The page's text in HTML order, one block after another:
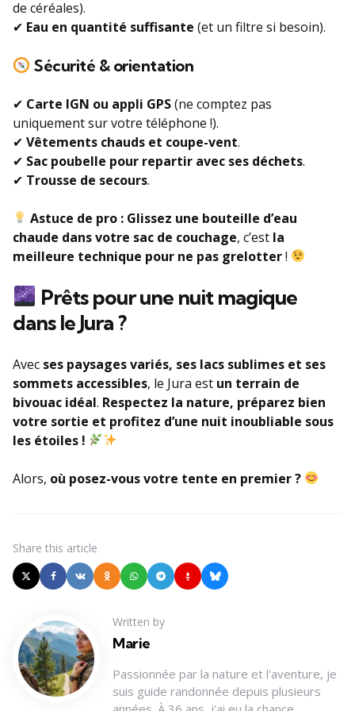
de céréales).
✔ Eau en quantité suffisante (et un filtre si besoin).
Sécurité & orientation
✔ Carte IGN ou appli GPS(ne comptez pas
uniquement sur votre téléphone !).
✔ Vêtements chauds et coupe-vent.
✔ Sac poubelle pour repartir avec ses déchets.
✔ Trousse de secours.
Astuce de pro : Glissez une bouteille d’eau
chaude dans votre sac de couchage, c’est la
meilleure technique pour ne pas grelotter!
Prêts pour une nuit magique
dans le Jura ?
Avec ses paysages variés, ses lacs sublimes et ses
sommets accessibles, le Jura est un terrain de
bivouac idéal. Respectez la nature, préparez bien
votre sortie et profitez d’une nuit inoubliable sous
les étoiles !
Alors, où posez-vous votre tente en premier ?
Share this article
Written by
Marie
Passionnée par la nature et l'aventure, je
suis guide randonnée depuis plusieurs